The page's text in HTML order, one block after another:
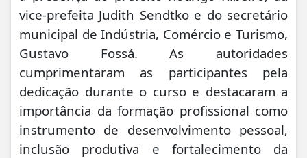
vice-prefeita Judith Sendtko e do secretário
municipal de Indústria, Comércio e Turismo,
Gustavo Fossá. As autoridades
cumprimentaram as participantes pela
dedicação durante o curso e destacaram a
importância da formação profissional como
instrumento de desenvolvimento pessoal,
inclusão produtiva e fortalecimento da